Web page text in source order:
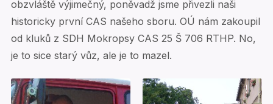
obzvláště výjimečný, poněvadž jsme přivezli naši
historicky první CAS našeho sboru. OÚ nám zakoupil
od kluků z SDH Mokropsy CAS 25 Š 706 RTHP. No,
je to sice starý vůz, ale je to mazel.